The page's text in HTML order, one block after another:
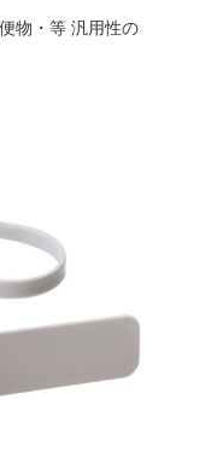
物・等 汎用性の